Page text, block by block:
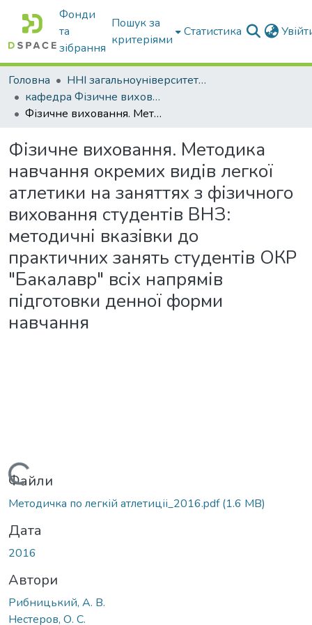
Фонди
та
зібрання
Пошук за
критеріями
Статистика
Головна
ННІ загальноуніверситетської підготовки
кафедра Фізичне виховання і спорт
Фізичне виховання. Методика навчання окремих видів легкої атлетики на заняттях з фізичного виховання студентів ВНЗ: методичні вказівки до практичних занять студентів ОКР "Бакалавр" всіх напрямів підготовки денної форми навчання
Фізичне виховання. Методика
навчання окремих видів легкої
атлетики на заняттях з фізичного
виховання студентів ВНЗ:
методичні вказівки до
практичних занять студентів ОКР
"Бакалавр" всіх напрямів
підготовки денної форми
навчання
Вантажиться...
Файли
Методичка по легкій атлетиціі_2016.pdf(1.6 MB)
Дата
2016
Автори
Рибницький, А. В.
Нестеров, О. С.